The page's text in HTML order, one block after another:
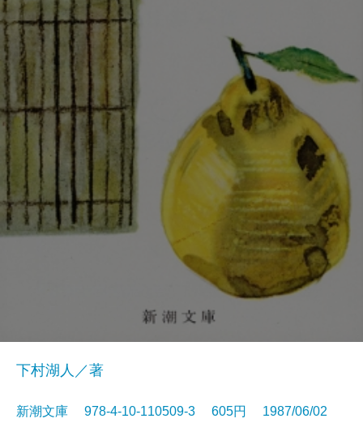
下村湖人／著
新潮文庫 978-4-10-110509-3 605円 1987/06/02